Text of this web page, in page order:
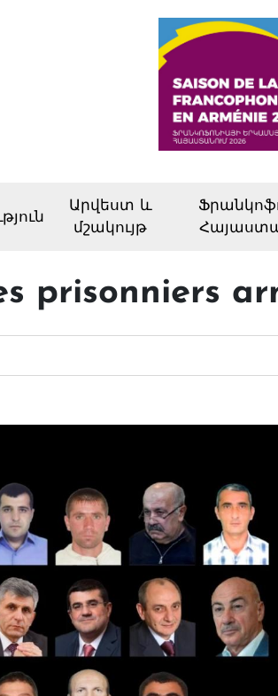
Արվեստ և
մշակույթ
prisonniers